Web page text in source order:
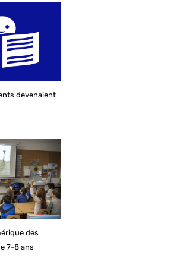
devenaient
des
7-8 ans